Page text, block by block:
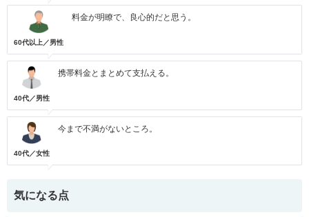
60代以上／男性
料金が明瞭で、良心的だと思う。
40代／男性
携帯料金とまとめて支払える。
40代／女性
今まで不満がないところ。
気になる点